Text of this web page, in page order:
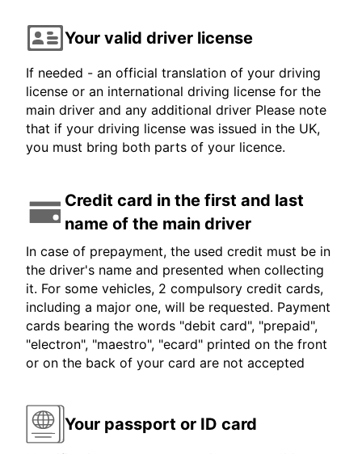
Your valid driver license
If needed - an official translation of your driving
license or an international driving license for the
main driver and any additional driver Please note
that if your driving license was issued in the UK,
you must bring both parts of your licence.
Credit card in the first and last
name of the main driver
In case of prepayment, the used credit must be in
the driver's name and presented when collecting
it. For some vehicles, 2 compulsory credit cards,
including a major one, will be requested. Payment
cards bearing the words "debit card", "prepaid",
"electron", "maestro", "ecard" printed on the front
or on the back of your card are not accepted
Your passport or ID card